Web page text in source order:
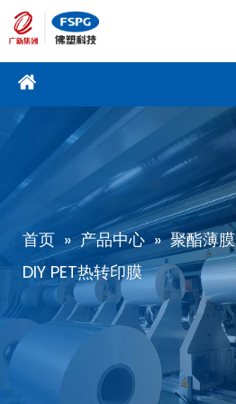
首页 » 产品中心 » 聚酯薄膜
DIY PET热转印膜